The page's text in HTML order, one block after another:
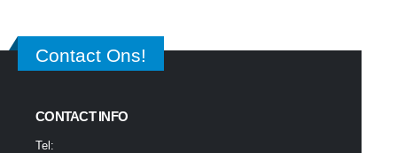
Contact Ons!
CONTACT INFO
Tel: